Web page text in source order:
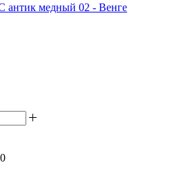
антик медный 02 - Венге